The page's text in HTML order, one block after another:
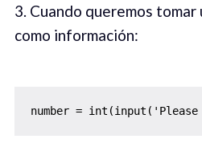
3. Cuando queremos
como información:
number =